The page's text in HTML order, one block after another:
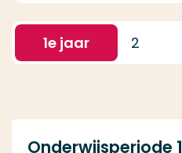
1e jaar 2
Onderwijsperiode 1